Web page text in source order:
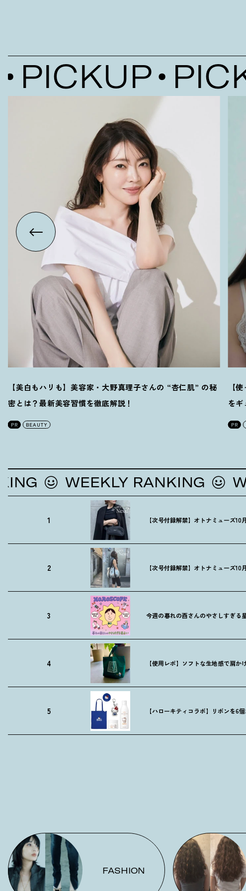
【美白もハリも】美容家・大野真理子さんの “杏仁肌” の秘
密とは？最新美容習慣を徹底解説 ！
PR BEAUTY
【
をギ
PR
WEEKLY RANKING
1 【次号付録解禁】オトナミューズ
2 【次号付録解禁】オトナミューズ
3 今週の暮れの酉さんのやさしすぎる
4 【使用レポ】ソフトな生地感で肩
5 【ハローキティコラボ】リボンを6
FASHION